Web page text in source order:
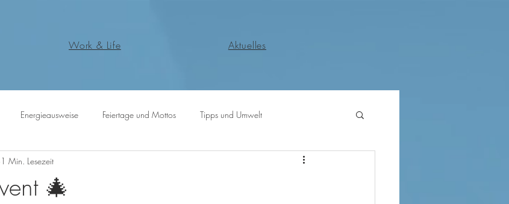
Work & Life Aktuelles
Energieausweise Feiertage und Mottos Tipps und Umwelt
🎄
1 Min. Lesezeit